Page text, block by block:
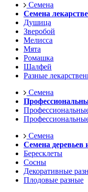
Семена
Семена
Душица
Зверобой
Мелисса
Мята
Ромашка
Шалфей
Разные
Семена
Семена
Семена деревьев
Бересклеты
Сосны
Декоративные
Плодовые разные